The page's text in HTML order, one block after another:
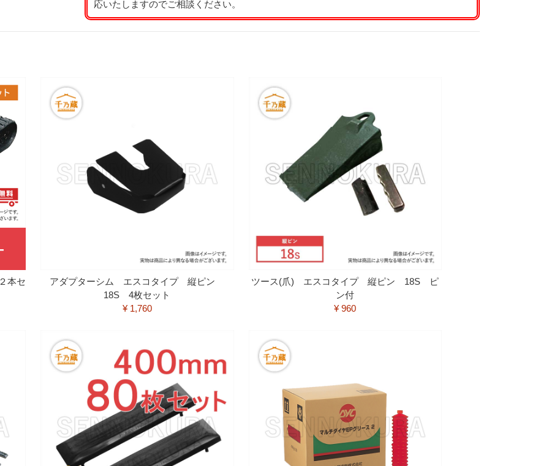
応いたしますのでご相談ください。
本セ
アダプターシム エスコタイプ 縦ピン
18S 4枚セット
¥ 1,760
ツース(爪) エスコタイプ 縦ピン 18S ピ
ン付
¥ 960